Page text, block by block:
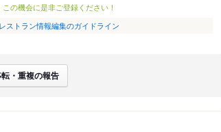
の機会に是非ご登録ください！
レストラン情報編集のガイドライン
・重複の報告